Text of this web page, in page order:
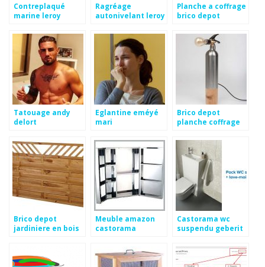
Contreplaqué
marine leroy
Ragréage
autonivelant leroy
Planche a coffrage
brico depot
Tatouage andy
delort
Eglantine eméyé
mari
Brico depot
planche coffrage
Brico depot
jardiniere en bois
Meuble amazon
castorama
Castorama wc
suspendu geberit